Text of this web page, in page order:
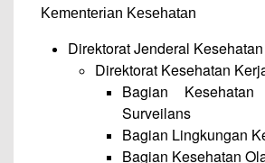
Kementerian Kesehatan
Direktorat Jenderal
Direktorat Kesehatan
Bagian
Surveilans
Bagian Lingkungan
Bagian Kesehatan